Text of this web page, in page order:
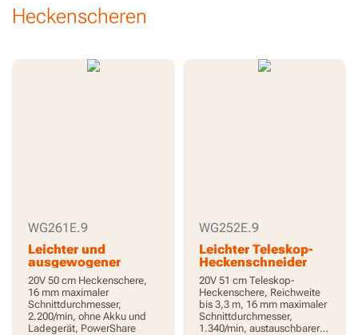
Heckenscheren
WG261E.9
Leichter und
ausgewogener
Heckenschneider
20V 50 cm Heckenschere,
16 mm maximaler
Schnittdurchmesser,
2.200/min, ohne Akku und
Ladegerät, PowerShare
WG252E.9
Leichter Teleskop-
Heckenschneider
20V 51 cm Teleskop-
Heckenschere, Reichweite
bis 3,3 m, 16 mm maximaler
Schnittdurchmesser,
1.340/min, austauschbarer